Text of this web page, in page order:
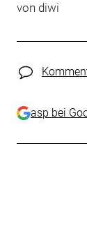
von diwi
asp bei